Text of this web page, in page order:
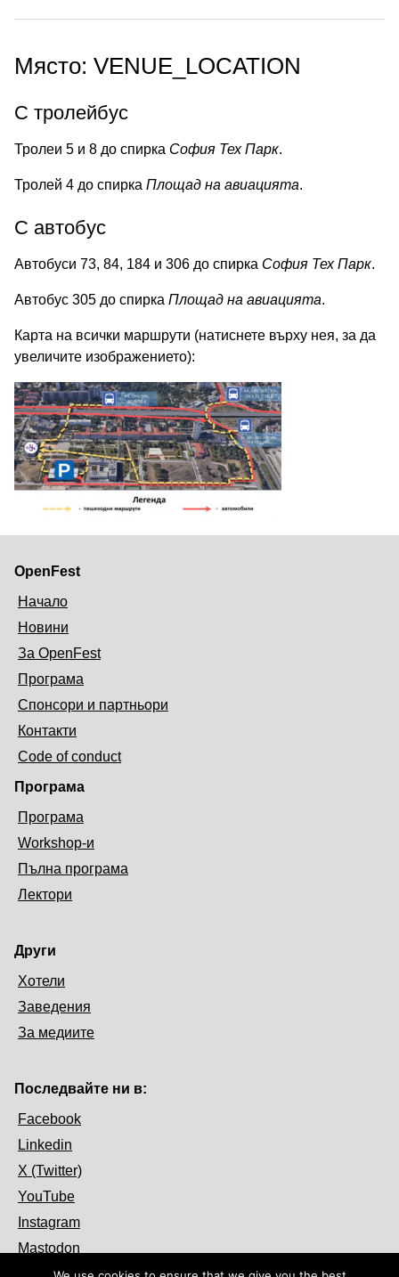
Място: VENUE_LOCATION
С тролейбус
Тролеи 5 и 8 до спирка София Тех Парк.
Тролей 4 до спирка Площад на авиацията.
С автобус
Автобуси 73, 84, 184 и 306 до спирка София Тех Парк.
Автобус 305 до спирка Площад на авиацията.
Карта на всички маршрути (натиснете върху нея, за да
увеличите изображението):
OpenFest
Начало
Новини
За OpenFest
Програма
Спонсори и партньори
Контакти
Code of conduct
Програма
Програма
Workshop-и
Пълна програма
Лектори
Други
Хотели
Заведения
За медиите
Последвайте ни в:
Facebook
Linkedin
X (Twitter)
YouTube
Instagram
Mastodon